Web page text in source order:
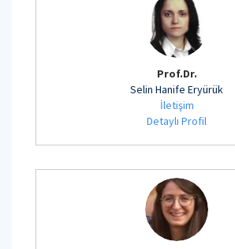
Prof.Dr.
Selin Hanife Eryürük
İletişim
Detaylı Profil